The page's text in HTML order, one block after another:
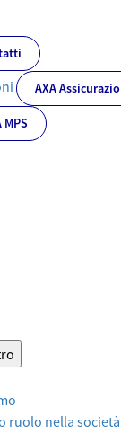
AXA
MPS
ruolo nella società